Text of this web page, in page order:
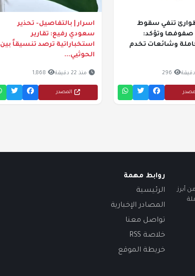
تنفي سقوط
صفوفها وتؤكد:
وشائعات تخدم
296
اسرار | بالتفاصيل- تحذير
سعودي رفيع: تقارير
استخباراتية ترصد تنسيقاً بين
الحوثيي...
منذ 22 دقيقة 1,868
المصدر
أبرز
روابط مهمة
الرئيسية
المصادر الإخبارية
تواصل معنا
خلاصة RSS
خريطة الموقع